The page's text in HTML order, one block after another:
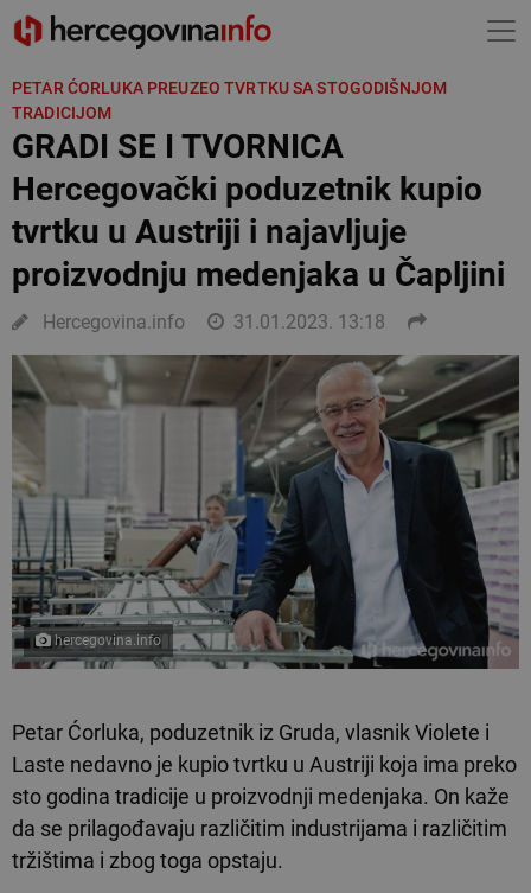
PETAR ĆORLUKA PREUZEO TVRTKU SA STOGODIŠNJOM
TRADICIJOM
GRADI SE I TVORNICA
Hercegovački poduzetnik kupio
tvrtku u Austriji i najavljuje
proizvodnju medenjaka u Čapljini
Hercegovina.info 31.01.2023. 13:18
hercegovina.info
Petar Ćorluka, poduzetnik iz Gruda, vlasnik Violete i
Laste nedavno je kupio tvrtku u Austriji koja ima preko
sto godina tradicije u proizvodnji medenjaka. On kaže
da se prilagođavaju različitim industrijama i različitim
tržištima i zbog toga opstaju.